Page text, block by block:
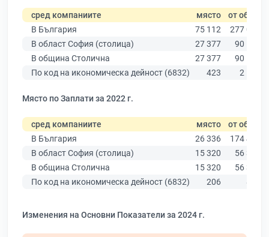
сред компаниите място от общо
В България
75 112
277 019
В област София (столица)
27 377
90 178
В община Столична
27 377
90 178
По код на икономическа дейност (6832)
423 2 105
Място по Заплати за 2022 г.
сред компаниите място от общо
В България
26 336
174 403
В област София (столица)
15 320
56 378
В община Столична
15 320
56 378
По код на икономическа дейност (6832)
206 851
Изменения на Основни Показатели за 2024 г.